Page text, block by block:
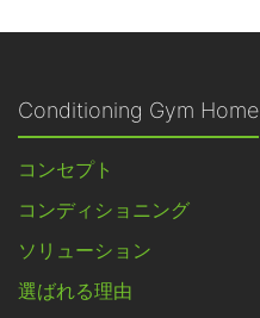
Conditioning Gym Home
コンセプト
コンディショニング
ソリューション
選ばれる理由